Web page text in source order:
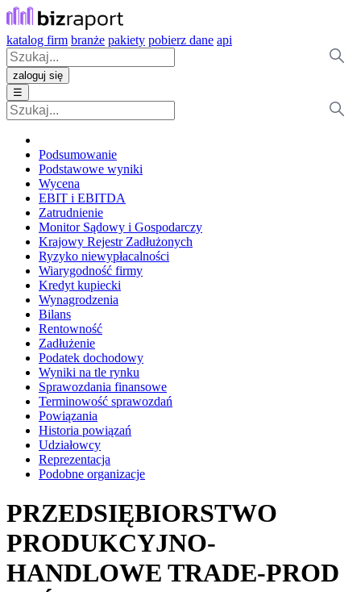
katalog firm branże pakiety pobierz dane api
zaloguj się
☰
Podsumowanie
Podstawowe wyniki
Wycena
EBIT i EBITDA
Zatrudnienie
Monitor Sądowy i Gospodarczy
Krajowy Rejestr Zadłużonych
Ryzyko niewypłacalności
Wiarygodność firmy
Kredyt kupiecki
Wynagrodzenia
Bilans
Rentowność
Zadłużenie
Podatek dochodowy
Wyniki na tle rynku
Sprawozdania finansowe
Terminowość sprawozdań
Powiązania
Historia powiązań
Udziałowcy
Reprezentacja
Podobne organizacje
PRZEDSIĘBIORSTWO
PRODUKCYJNO-
HANDLOWE TRADE-PROD